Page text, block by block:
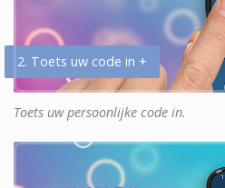
2. Toets uw code in +
Toets uw persoonlijke code in.